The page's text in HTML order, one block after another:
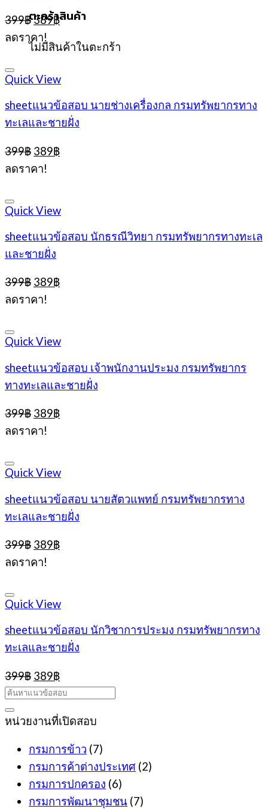
ตะกร้าสินค้า
ไม่มีสินค้าในตะกร้า
399฿Original
price
was:
389฿Current
is:
ลดราคา!
Quick View
sheetแนวข้อสอบ นายช่างเครื่องกล กรมทรัพยากรทาง
ทะเลและชายฝั่ง
399฿ Original
price
was:
389฿Current
ลดราคา!
Quick View
sheetแนวข้อสอบ นักธรณีวิทยา กรมทรัพยากรทางทะเล
และชายฝั่ง
399฿ Original
price
was:
389฿Current
ลดราคา!
Quick View
sheetแนวข้อสอบ เจ้าพนักงานประมง กรมทรัพยากร
ทางทะเลและชายฝั่ง
399฿ Original
price
was:
389฿Current
ลดราคา!
Quick View
sheetแนวข้อสอบ นายสัตวแพทย์ กรมทรัพยากรทาง
ทะเลและชายฝั่ง
399฿ Original
price
was:
389฿Current
ลดราคา!
Quick View
sheetแนวข้อสอบ นักวิชาการประมง กรมทรัพยากรทาง
ทะเลและชายฝั่ง
399฿ Original
price
was:
399฿.
389฿Current
price
is:
389฿.
หน่วยงานที่เปิดสอบ
กรมการข้าว (7)
กรมการค้าต่างประเทศ (2)
กรมการปกครอง (6)
กรมการพัฒนาชุมชน (7)